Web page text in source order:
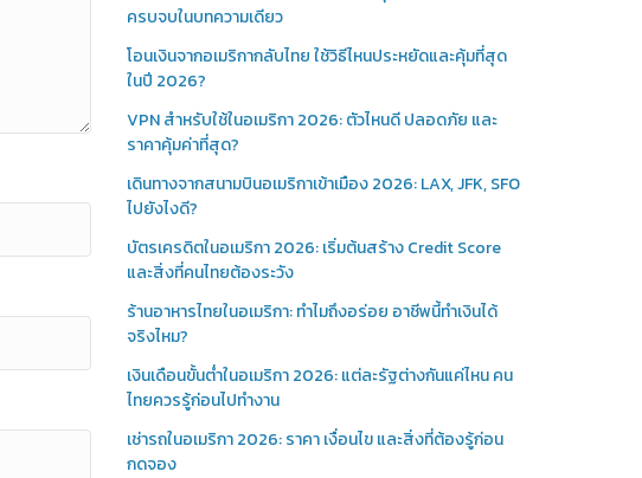
ครบจบในบทความเดียว
โอนเงินจากอเมริกากลับไทย ใช้วิธีไหนประหยัดและคุ้มที่สุด
ในปี 2026?
VPN สำหรับใช้ในอเมริกา 2026: ตัวไหนดี ปลอดภัย และ
ราคาคุ้มค่าที่สุด?
เดินทางจากสนามบินอเมริกาเข้าเมือง 2026: LAX, JFK, SFO
ไปยังไงดี?
บัตรเครดิตในอเมริกา 2026: เริ่มต้นสร้าง Credit Score
และสิ่งที่คนไทยต้องระวัง
ร้านอาหารไทยในอเมริกา: ทำไมถึงอร่อย อาชีพนี้ทำเงินได้
จริงไหม?
เงินเดือนขั้นต่ำในอเมริกา 2026: แต่ละรัฐต่างกันแค่ไหน คน
ไทยควรรู้ก่อนไปทำงาน
เช่ารถในอเมริกา 2026: ราคา เงื่อนไข และสิ่งที่ต้องรู้ก่อน
กดจอง